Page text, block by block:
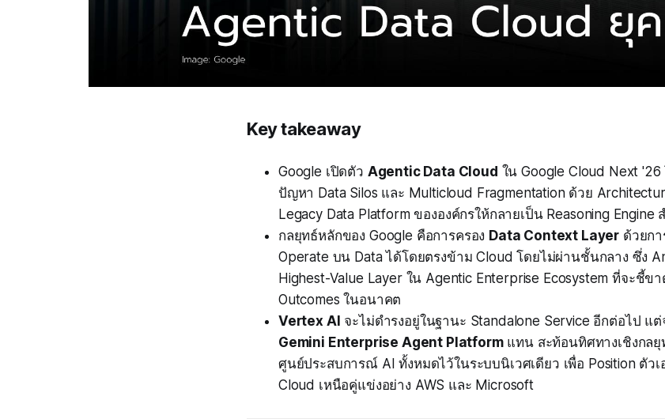
Key takeaway
Google เปิดตัว Agentic Data Cloud ใน Google Cloud Next
ปัญหา Data Silos และ Multicloud Fragmentation ด้วย
Legacy Data Platform ขององค์กรให้กลายเป็น Reasoning Engine
กลยุทธ์หลักของ Google คือการครอง Data Context Layer ด้วยกา
Operate บน Data ได้โดยตรงข้าม Cloud โดยไม่ผ่านชั้นกลาง ซึ่ง
Highest-Value Layer ใน Agentic Enterprise Ecosystem ที่จะชี้ข
Outcomes ในอนาคต
Vertex AI จะไม่ดำรงอยู่ในฐานะ Standalone Service อีกต่อไป แ
Gemini Enterprise Agent Platformแทน สะท้อนทิศทางเชิงกลยุ
ศูนย์ประสบการณ์ AI ทั้งหมดไว้ในระบบนิเวศเดียว เพื่อ Position ตัว
Cloud เหนือคู่แข่งอย่าง AWS และ Microsoft